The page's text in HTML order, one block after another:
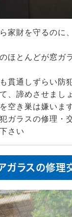
家財を守るのに
ほとんどが窓ガ
貫通しずらい防
、諦めさせまし
空き巣は嫌います
ガラスの修理・
さい
ガラスの修理